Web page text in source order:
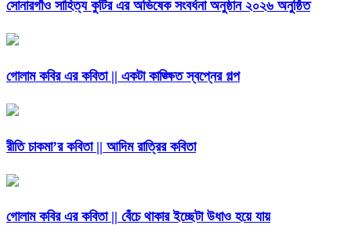
সোনারগাঁও সাহিত্য কুটির এর অভিষেক সংবর্ধনা অনুষ্ঠান ২০২৬ অনুষ্ঠিত
গোলাম কবির এর কবিতা || একটা কাঙ্ক্ষিত স্বপ্নের গল্প
রীতি চাকমা’র কবিতা || আদিম রাত্রির কবিতা
গোলাম কবির এর কবিতা || বেঁচে থাকার ইচ্ছেটা উধাও হয়ে যায়